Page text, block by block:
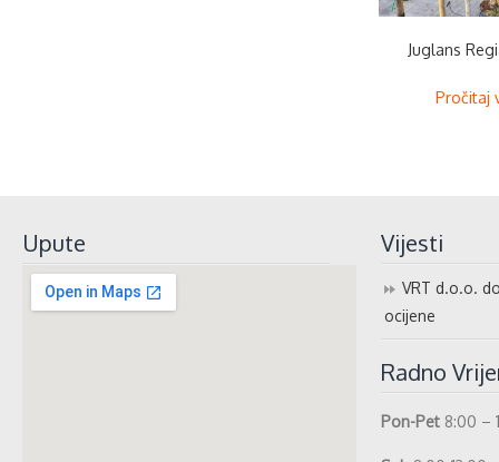
Juglans
Pročitaj
Upute Vijesti
VRT d.o.o.
ocijene
Radno
Pon-Pet 8:00 –